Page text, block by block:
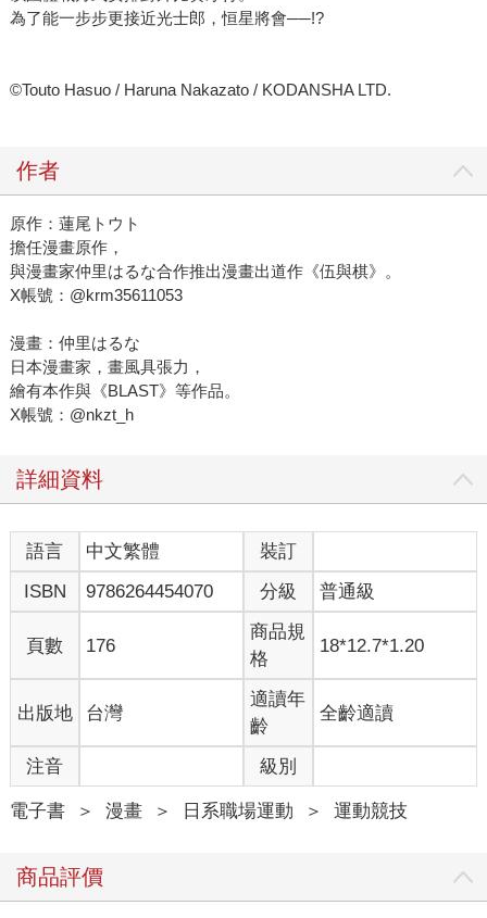
為了能一步步更接近光士郎，恒星將會──!?
©Touto Hasuo / Haruna Nakazato / KODANSHA LTD.
作者
原作：蓮尾トウト
擔任漫畫原作，
與漫畫家仲里はるな合作推出漫畫出道作《伍與棋》。
X帳號：@krm35611053
漫畫：仲里はるな
日本漫畫家，畫風具張力，
繪有本作與《BLAST》等作品。
X帳號：@nkzt_h
詳細資料
語言 中文繁體
裝訂
ISBN
9786264454070 分級 普通級
頁數 176
商品規
格
18*12.7*1.20
出版地 台灣
適讀年
齡
全齡適讀
注音 級別
電子書 ＞ 漫畫 ＞ 日系職場運動 ＞ 運動競技
商品評價